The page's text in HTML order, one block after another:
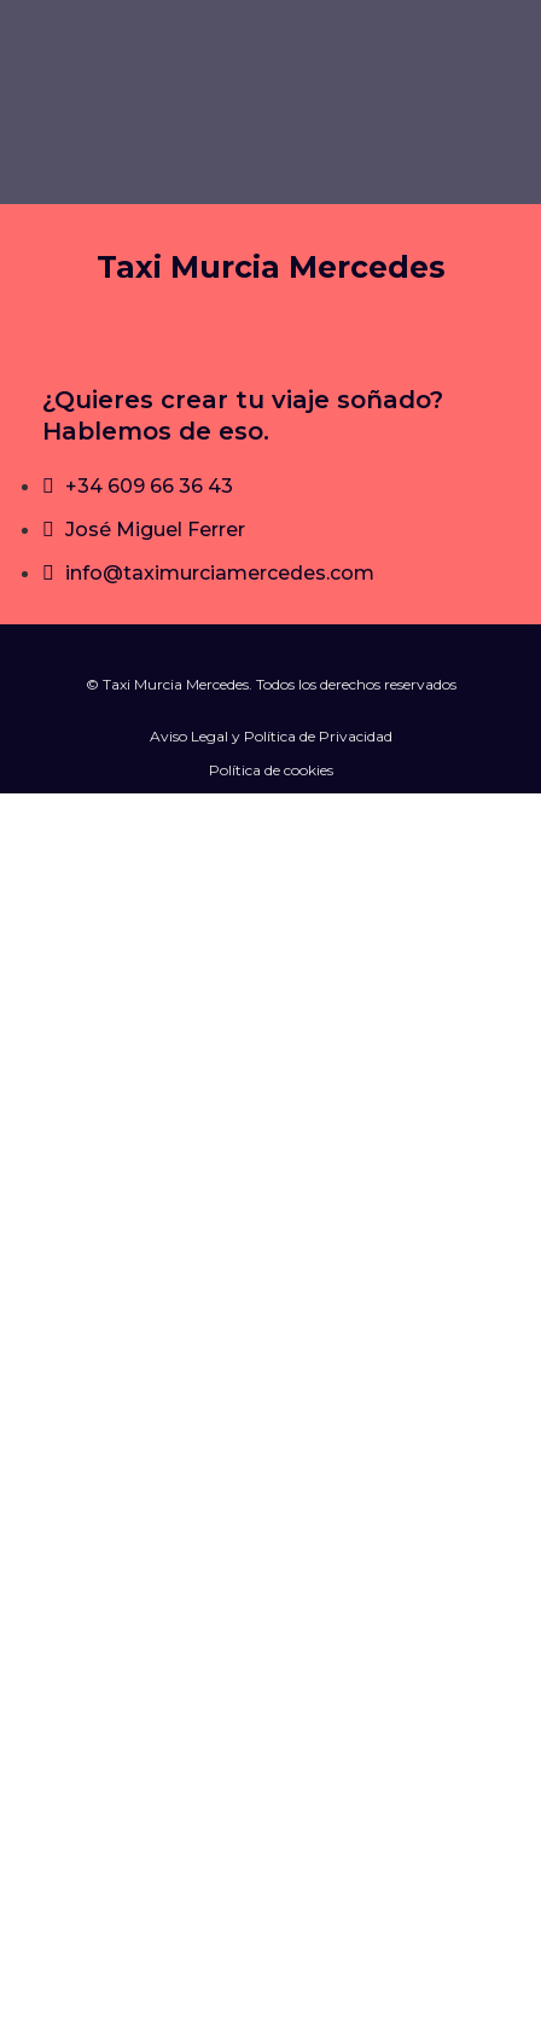
Taxi Murcia Mercedes
¿Quieres crear tu viaje soñado?
Hablemos de eso.
+34 609 66 36 43
José Miguel Ferrer
info@taximurciamercedes.com
© Taxi Murcia Mercedes. Todos los derechos reservados
Aviso Legal y Política de Privacidad
Política de cookies